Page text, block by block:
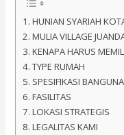
HUNIAN SYARIAH
MULIA VILLAGE
KENAPA HARUS
TYPE RUMAH
SPESIFIKASI
FASILITAS
LOKASI STRATEGIS
LEGALITAS KAMI